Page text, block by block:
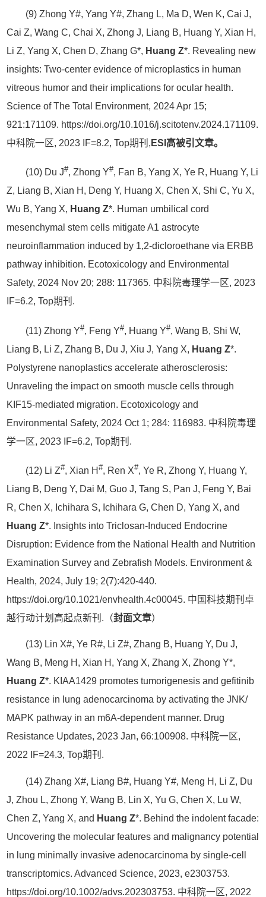
(9) Zhong Y#, Yang Y#, Zhang L, Ma D, Wen K, Cai J,
Cai Z, Wang C, Chai X, Zhong J, Liang B, Huang Y, Xian H,
Li Z, Yang X, Chen D, Zhang G*, Huang Z*. Revealing new
insights: Two-center evidence of microplastics in human
vitreous humor and their implications for ocular health.
Science of The Total Environment, 2024 Apr 15;
921:171109. https://doi.org/10.1016/j.scitotenv.2024.171109.
中科院一区, 2023 IF=8.2, Top期刊, ESI高被引文章。
(10) Du J#, Zhong Y#, Fan B, Yang X, Ye R, Huang Y, Li
Z, Liang B, Xian H, Deng Y, Huang X, Chen X, Shi C, Yu X,
Wu B, Yang X, Huang Z*. Human umbilical cord
mesenchymal stem cells mitigate A1 astrocyte
neuroinflammation induced by 1,2-dicloroethane via ERBB
pathway inhibition. Ecotoxicology and Environmental
Safety, 2024 Nov 20; 288: 117365. 中科院毒理学一区, 2023
IF=6.2, Top期刊.
(11) Zhong Y#, Feng Y#, Huang Y#, Wang B, Shi W,
Liang B, Li Z, Zhang B, Du J, Xiu J, Yang X, Huang Z*.
Polystyrene nanoplastics accelerate atherosclerosis:
Unraveling the impact on smooth muscle cells through
KIF15-mediated migration. Ecotoxicology and
Environmental Safety, 2024 Oct 1; 284: 116983. 中科院毒理
学一区, 2023 IF=6.2, Top期刊.
(12) Li Z#, Xian H #, Ren X#, Ye R, Zhong Y, Huang Y,
Liang B, Deng Y, Dai M, Guo J, Tang S, Pan J, Feng Y, Bai
R, Chen X, Ichihara S, Ichihara G, Chen D, Yang X, and
Huang Z*. Insights into Triclosan-Induced Endocrine
Disruption: Evidence from the National Health and Nutrition
Examination Survey and Zebrafish Models. Environment &
Health, 2024, July 19; 2(7):420-440.
https://doi.org/10.1021/envhealth.4c00045. 中国科技期刊卓
越行动计划高起点新刊.（封面文章）
(13) Lin X#, Ye R#, Li Z#, Zhang B, Huang Y, Du J,
Wang B, Meng H, Xian H, Yang X, Zhang X, Zhong Y*,
Huang Z*. KIAA1429 promotes tumorigenesis and gefitinib
resistance in lung adenocarcinoma by activating the JNK/
MAPK pathway in an m6A-dependent manner. Drug
Resistance Updates, 2023 Jan, 66:100908. 中科院一区,
2022 IF=24.3, Top期刊.
(14) Zhang X#, Liang B#, Huang Y#, Meng H, Li Z, Du
J, Zhou L, Zhong Y, Wang B, Lin X, Yu G, Chen X, Lu W,
Chen Z, Yang X, and Huang Z*. Behind the indolent facade:
Uncovering the molecular features and malignancy potential
in lung minimally invasive adenocarcinoma by single-cell
transcriptomics. Advanced Science, 2023, e2303753.
https://doi.org/10.1002/advs.202303753. 中科院一区, 2022